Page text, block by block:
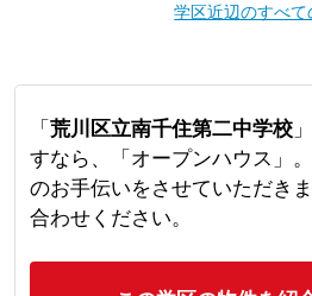
学区近辺のすべ
「 荒川区立南千住第二中学校
すなら、「オープンハウス」
のお手伝いをさせていただき
合わせください。